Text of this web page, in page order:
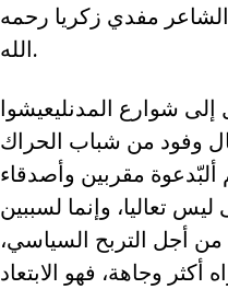
مفدي زكريا رحمه
الله.
إلى شوارع المدنليعيشوا
وفود من شباب الحراك
ألبّدعوة مقربين وأصدقاء
تعاليا، وإنما لسببين
أجل التربح السياسي،
وجاهة، فهو الابتعاد